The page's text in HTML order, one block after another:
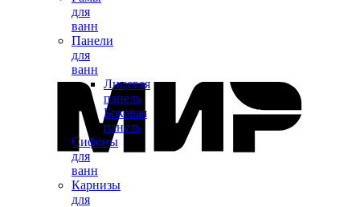
для
ванн
Панели
для
ванн
Лицевая
панель
Боковая
панель
Сифоны
для
ванн
Карнизы
для